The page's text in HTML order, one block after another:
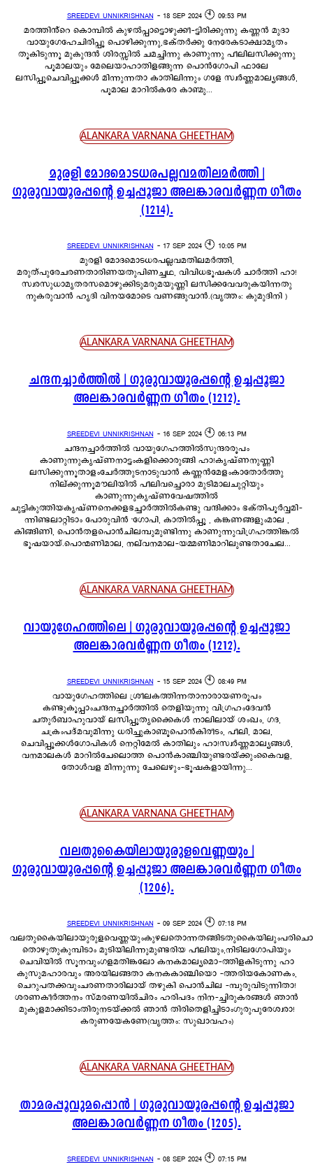
SREEDEVI UNNIKRISHNAN - 18 SEP 2024 🕙 09:53 PM
മരത്തിൻ്റെ കൊമ്പിൽ കുഴൽപ്പാട്ടൊഴുക്കീ-ട്ടിരിക്കുന്നു കണ്ണൻ മുദാ
വായുഗേഹേചിരിപ്പൂ പൊഴിക്കുന്നു,ഭക്തർക്കു നേരേകടാക്ഷാമൃതം
തൂകിടുന്നൂ മുകുന്ദൻ ശിരസ്സിൽ ചമച്ചിന്നു കാണുന്നു പീലിലസിക്കുന്നു
പൂമാലയും മേലെയാഹാതിളങ്ങുന്ന പൊൻഗോപി ഫാലേ
ലസിപ്പൂചെവിപ്പൂക്കൾ മിന്നുന്നതാ കാതിലിന്നും ഗളേ സ്വർണ്ണമാല്യങ്ങൾ,
പൂമാല മാറിൽകരേ കാണ്മു...
ALANKARA VARNANA GHEETHAM
മുരളി മോദമൊടധരപല്ലവമതിലമർത്തി |
ഗുരുവായൂരപ്പന്റെ ഉച്ചപ്പൂജാ അലങ്കാരവർണ്ണന ഗീതം
(1214).
SREEDEVI UNNIKRISHNAN - 17 SEP 2024 🕙 10:05 PM
മുരളി മോദമൊടധരപല്ലവമതിലമർത്തി,
മരുത്പുരേചരണതാരിണയതുപിണച്ചഥ, വിവിധഭൂഷകൾ ചാർത്തി ഹാ!
സ്വരസുധാമൃതരസമൊഴുക്കിടുമരുമയുണ്ണി ലസിക്കവേവരുകയിന്നതു
നുകരുവാൻ ഹൃദി വിനയമോടെ വണങ്ങുവാൻ.(വൃത്തം: കുമുദിനി )
ALANKARA VARNANA GHEETHAM
ചന്ദനച്ചാർത്തിൽ | ഗുരുവായൂരപ്പന്റെ ഉച്ചപ്പൂജാ
അലങ്കാരവർണ്ണന ഗീതം (1212).
SREEDEVI UNNIKRISHNAN - 16 SEP 2024 🕙 06:13 PM
ചന്ദനച്ചാർത്തിൽ വായുഗേഹത്തിൽസുന്ദരരൂപം
കാണുന്നുകൃഷ്ണനാട്ടംകളിക്കൊരുങ്ങി ഹാ!കൃഷ്ണനുണ്ണി
ലസിക്കുന്നൂതാളംചേർത്തുടനാടുവാൻ കണ്ണൻമേളംകാതോർത്തു
നില്ക്കുന്നൂമൗലിയിൽ പീലിവച്ചൊരാ മുടിമാലചുറ്റിയും
കാണുന്നുകൃഷ്ണവേഷത്തിൽ
ചുട്ടികുത്തിയകൃഷ്ണനെക്കളഭച്ചാർത്തിൽകണ്ടു വന്ദിക്കാം ഭക്തിപൂർവ്വമി-
ന്നിണ്ടലാറ്റിടാം പോരുവിൻ 'ഗോപി, കാതിൽപ്പൂ , കങ്കണങ്ങളുംമാല ,
കിങ്ങിണി, പൊൻതളപൊൻചിലമ്പുമുണ്ടിന്നു കാണുന്നുവിഗ്രഹത്തിങ്കൽ
ഭൂഷയായ്.പൊന്മണിമാല, നല്‌വനമാല-യമ്മണിമാറിലുണ്ടതാചേല...
ALANKARA VARNANA GHEETHAM
വായുഗേഹത്തിലെ | ഗുരുവായൂരപ്പന്റെ ഉച്ചപ്പൂജാ
അലങ്കാരവർണ്ണന ഗീതം (1212).
SREEDEVI UNNIKRISHNAN - 15 SEP 2024 🕙 08:49 PM
വായുഗേഹത്തിലെ ശ്രീലകത്തിന്നതാനാരായണരൂപം
കണ്ടുകൂപ്പാംചന്ദനച്ചാർത്തിൽ തെളിയുന്നു വിഗ്രഹംദേവൻ
ചതുർബാഹുവായ് ലസിപ്പൂതൃക്കൈകൾ നാലിലായ് ശംഖം, ഗദ,
ചക്രംപദ്മവുമിന്നു ധരിച്ചുകാണ്മൂപൊൻകിരീടം, പീലി, മാല,
ചെവിപ്പൂക്കൾഗോപികൾ നെറ്റിമേൽ കാതിലും ഹാ!സ്വർണ്ണമാല്യങ്ങൾ,
വനമാലകൾ മാറിൽചേലൊത്ത പൊൻകാഞ്ചിയുണ്ടരയ്ക്കുംകൈവള,
തോൾവള മിന്നുന്നു ചേലെഴും-ഭൂഷകളായിന്നു...
ALANKARA VARNANA GHEETHAM
വലതുകൈയിലായുരുളവെണ്ണയും |
ഗുരുവായൂരപ്പന്റെ ഉച്ചപ്പൂജാ അലങ്കാരവർണ്ണന ഗീതം
(1206).
SREEDEVI UNNIKRISHNAN - 09 SEP 2024 🕙 07:18 PM
തൊഴുതുകുമ്പിടാം മുടിയിലിന്നുമുണ്ടരിയ പീലിയും,നിടിലഗോപിയും
ചെവിയിൽ സൂനവുംഗളമതിങ്കലോ കനകമാല്യമൊ-ത്തിളകിടുന്നു ഹാ
കുസുമഹാരവും അരയിലങ്ങതാ കനകകാഞ്ചിയൊ -ത്തരിയകോണകം,
ചെറുപതക്കവുംചരണതാരിലായ് തഴുകി പൊൻചില -മ്പുരുവിടുന്നിതാ!
ശരണകീർത്തനം സ്മരണയിൽചിരം ഹരിപദം നിന-ച്ചിരുകരങ്ങൾ ഞാൻ
മുകുളമാക്കിടാംതിരുനടയ്ക്കൽ ഞാൻ തിരിതെളിച്ചിടാംഗുരുപുരേശ്വരാ!
കരുണയേകണേ(വൃത്തം: സുഖാവഹം)
ALANKARA VARNANA GHEETHAM
താമരപ്പൂവുമപ്പൊൻ | ഗുരുവായൂരപ്പന്റെ ഉച്ചപ്പൂജാ
അലങ്കാരവർണ്ണന ഗീതം (1205).
SREEDEVI UNNIKRISHNAN - 08 SEP 2024 🕙 07:15 PM